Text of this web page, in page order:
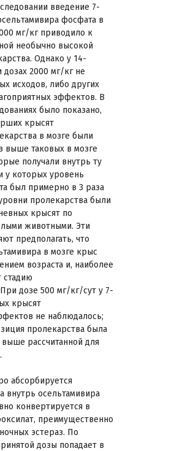
введение 7-
фосфата в
мг/кг приводило к
необычно высокой
Однако у 14-
2000 мг/кг не
исходов, либо других
эффектов. В
было показано,
крысят
в мозге были
выше таковых в мозге
получали внутрь ту
у которых уровень
был примерно в 3 раза
пролекарства были
крысят по
животными. Эти
предполагать, что
в мозге крыс
возраста и, наиболее
стадию
дозе 500 мг/кг/сут у 7-
крысят
не наблюдалось;
пролекарства была
рассчитанной для
абсорбируется
внутрь осельтамивира
конвертируется в
преимущественно
эстераз. По
дозы попадает в